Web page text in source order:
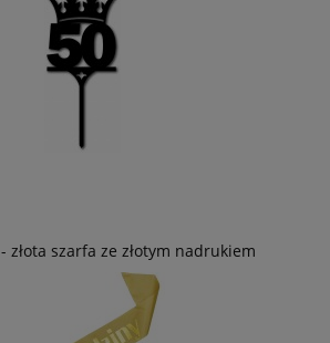
złota szarfa ze złotym nadrukiem